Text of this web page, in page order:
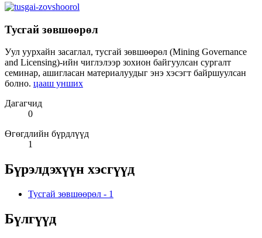
Тусгай зөвшөөрөл
Уул уурхайн засаглал, тусгай зөвшөөрөл (Mining Governance
and Licensing)-ийн чиглэлээр зохион байгуулсан сургалт
семинар, ашигласан материалуудыг энэ хэсэгт байршуулсан
болно. цааш унших
Дагагчид
0
Өгөгдлийн бүрдлүүд
1
Бүрэлдэхүүн хэсгүүд
Тусгай зөвшөөрөл - 1
Бүлгүүд